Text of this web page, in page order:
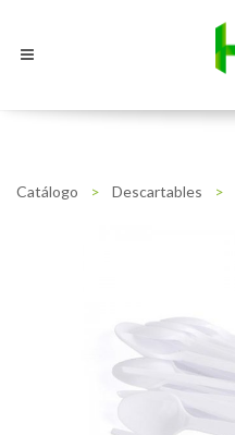
Catálogo > Descartables >